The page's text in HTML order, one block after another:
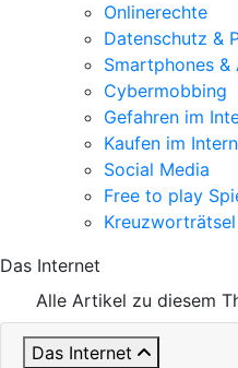
Onlinerechte
Datenschutz &
Smartphones &
Cybermobbing
Gefahren im
Kaufen im
Social Media
Free to play
Kreuzworträtsel
Das Internet
Alle Artikel zu diesem
Das Internet